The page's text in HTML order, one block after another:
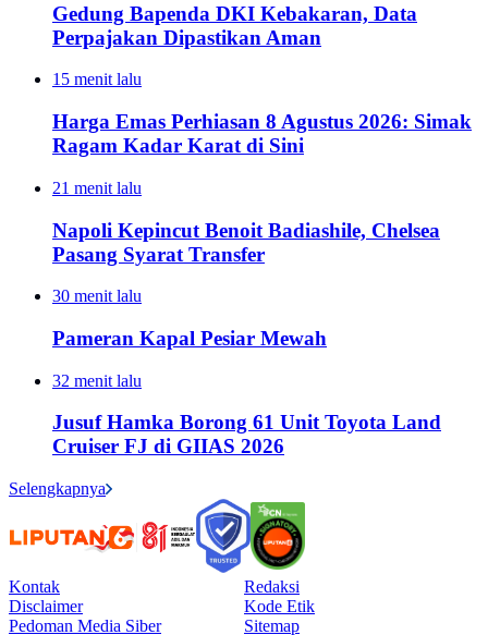
Gedung Bapenda DKI Kebakaran, Data
Perpajakan Dipastikan Aman
15 menit lalu
Harga Emas Perhiasan 8 Agustus 2026: Simak
Ragam Kadar Karat di Sini
21 menit lalu
Napoli Kepincut Benoit Badiashile, Chelsea
Pasang Syarat Transfer
30 menit lalu
Pameran Kapal Pesiar Mewah
32 menit lalu
Jusuf Hamka Borong 61 Unit Toyota Land
Cruiser FJ di GIIAS 2026
Selengkapnya
Kontak
Redaksi
Disclaimer
Kode Etik
Pedoman Media Siber
Sitemap